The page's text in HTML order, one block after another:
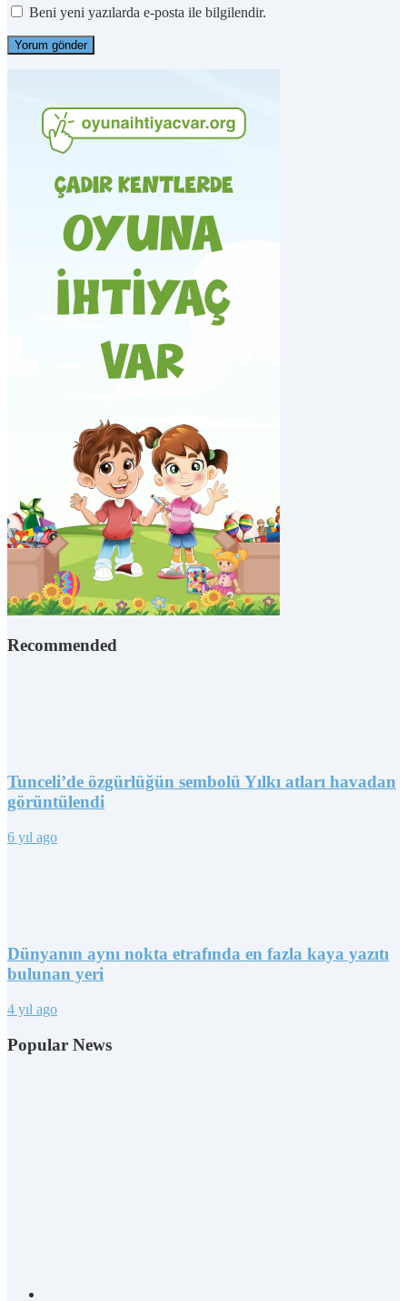
Beni yeni yazılarda e-posta ile bilgilendir.
Recommended
Tunceli’de özgürlüğün sembolü Yılkı atları havadan
görüntülendi
6 yıl ago
Dünyanın aynı nokta etrafında en fazla kaya yazıtı
bulunan yeri
4 yıl ago
Popular News